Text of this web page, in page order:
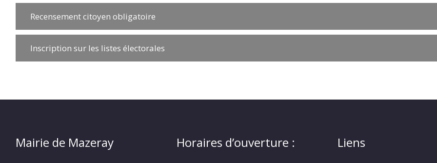
Recensement citoyen obligatoire
Inscription sur les listes électorales
Mairie de Mazeray Horaires d’ouverture : Liens